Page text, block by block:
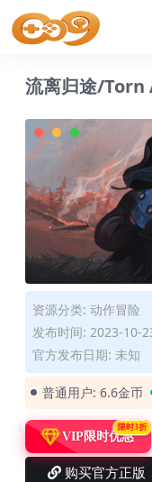
流离归途/Torn
资源分类: 动作冒险
发布时间: 2023-10-
官方发布日期: 未知
普通用户: 6.6金币
VIP限时优惠
限时3折
购买官方正版